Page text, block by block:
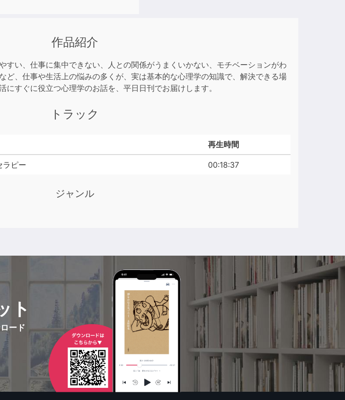
作品紹介
すい、仕事に集中できない、人との関係がうまくいかない、モチベーションがわ
ど、仕事や生活上の悩みの多くが、実は基本的な心理学の知識で、解決できる場
すぐに役立つ心理学のお話を、平日日刊でお届けします。
トラック
再生時間
ピー 00:18:37
ジャンル
ト
ード